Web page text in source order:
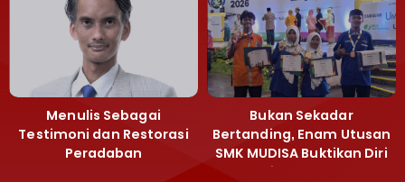
Menulis Sebagai
Testimoni dan Restorasi
Peradaban
Bukan Sekadar
Bertanding, Enam Utusan
SMK MUDISA Buktikan Diri
di MEA 2026